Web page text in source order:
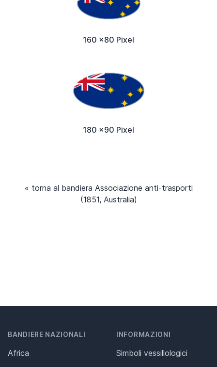
160 x80 Pixel
180 x90 Pixel
« torna al bandiera Associazione anti-trasporti
(1851, Australia)
BANDIERE NAZIONALI
Africa
INFORMAZIONI
Simboli vessillologici